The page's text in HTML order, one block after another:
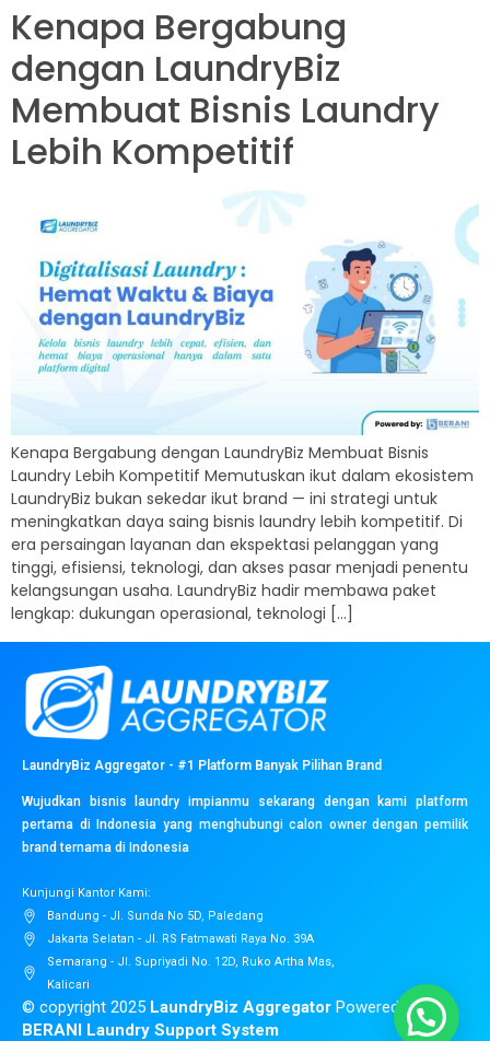
Kenapa Bergabung
dengan LaundryBiz
Membuat Bisnis Laundry
Lebih Kompetitif
Kenapa Bergabung dengan LaundryBiz Membuat Bisnis
Laundry Lebih Kompetitif Memutuskan ikut dalam ekosistem
LaundryBiz bukan sekedar ikut brand — ini strategi untuk
meningkatkan daya saing bisnis laundry lebih kompetitif. Di
era persaingan layanan dan ekspektasi pelanggan yang
tinggi, efisiensi, teknologi, dan akses pasar menjadi penentu
kelangsungan usaha. LaundryBiz hadir membawa paket
lengkap: dukungan operasional, teknologi […]
LaundryBiz Aggregator - #1 Platform Banyak Pilihan Brand
Wujudkan bisnis laundry impianmu sekarang dengan kami platform
pertama di Indonesia yang menghubungi calon owner dengan pemilik
brand ternama di Indonesia
Kunjungi Kantor Kami:
Bandung - Jl. Sunda No 5D, Paledang
Jakarta Selatan - Jl. RS Fatmawati Raya No. 39A
Semarang - Jl. Supriyadi No. 12D, Ruko Artha Mas,
Kalicari
© copyright 2025 LaundryBiz Aggregator Powered by
BERANI Laundry Support System